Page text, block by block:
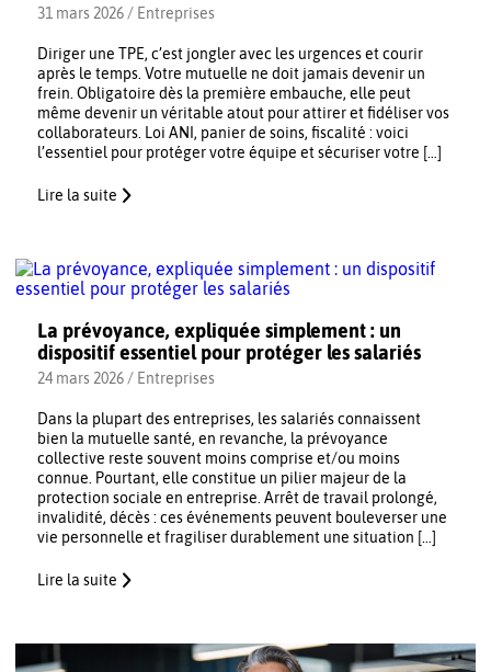
31 mars 2026 / Entreprises
Diriger une TPE, c’est jongler avec les urgences et courir
après le temps. Votre mutuelle ne doit jamais devenir un
frein. Obligatoire dès la première embauche, elle peut
même devenir un véritable atout pour attirer et fidéliser vos
collaborateurs. Loi ANI, panier de soins, fiscalité : voici
l’essentiel pour protéger votre équipe et sécuriser votre […]
Lire la suite
La prévoyance, expliquée simplement : un
dispositif essentiel pour protéger les salariés
24 mars 2026 / Entreprises
Dans la plupart des entreprises, les salariés connaissent
bien la mutuelle santé, en revanche, la prévoyance
collective reste souvent moins comprise et/ou moins
connue. Pourtant, elle constitue un pilier majeur de la
protection sociale en entreprise. Arrêt de travail prolongé,
invalidité, décès : ces événements peuvent bouleverser une
vie personnelle et fragiliser durablement une situation […]
Lire la suite